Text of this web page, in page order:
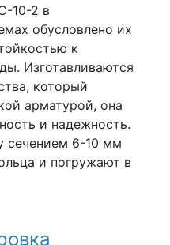
10-2 в
обусловлено их
к
Изготавливаются
который
арматурой, она
и надежность.
сечением 6-10 мм
и погружают в